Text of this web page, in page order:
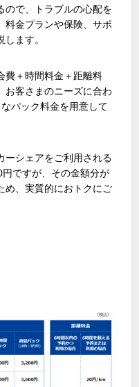
ので、トラブルの心配を
料金プランや保険、サポ
ます。
費＋時間料金＋距離料
お客さまのニーズに合わ
パック料金を用意して
ーシェアをご利用される
ですが、その金額分が
め、実質的におトクにご